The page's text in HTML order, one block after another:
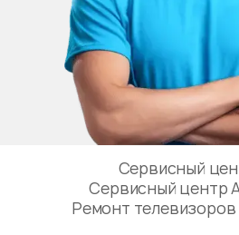
Сервисный
Сервисный центр
Ремонт телевизоров